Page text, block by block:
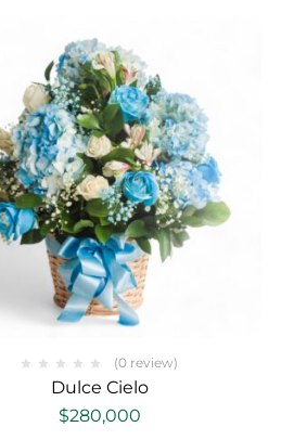
(0 review)
Dulce Cielo
$280,000